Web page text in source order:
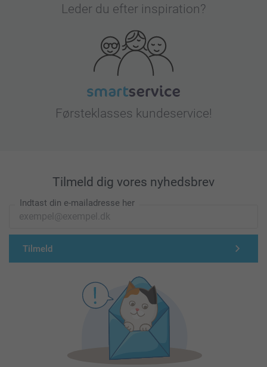
Leder du efter inspiration?
Førsteklasses kundeservice!
Tilmeld dig vores nyhedsbrev
Indtast din e-mailadresse her
Tilmeld